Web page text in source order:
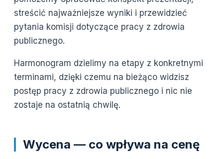
streścić najważniejsze wyniki i przewidzieć
pytania komisji dotyczące pracy z zdrowia
publicznego.
Harmonogram dzielimy na etapy z konkretnymi
terminami, dzięki czemu na bieżąco widzisz
postęp pracy z zdrowia publicznego i nic nie
zostaje na ostatnią chwilę.
Wycena — co wpływa na cenę